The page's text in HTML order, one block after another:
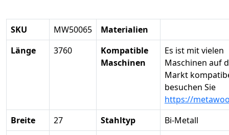
SKU MW50065
Materialien
Länge
3760
Kompatible
Maschinen
Es ist mit vielen
Maschinen auf
Markt
besuchen Sie
https://
Breite
27 Stahltyp
Bi-Metall